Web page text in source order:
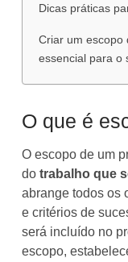
Dicas práticas
Criar um escopo
essencial para o
O que é
O escopo de um
do trabalho que
abrange todos os
e critérios de
será incluído no
escopo,